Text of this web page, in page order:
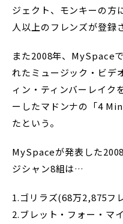
ジェクト、モンキーの方
人以上のフレンズが登録
また2008年、MySpace
れたミュージック・ビデ
ィン・ティンバーレイク
ーしたマドンナの「4
たという。
MySpaceが発表した
ジシャン8組は…
1.ゴリラズ(68万2,875フ
2.ブレット・フォー・マ